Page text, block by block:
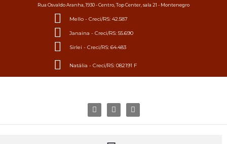
Rua Osvaldo Aranha, 1930 - Centro, Top Center, sala 21 - Montenegro
Mello - Creci/RS: 42.587
Janaina - Creci/RS: 55.690
Sirlei - Creci/RS: 64.483
Natália - Creci/RS: 082191 F